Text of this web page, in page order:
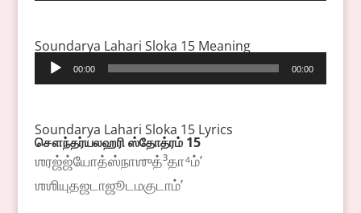
Player
Soundarya Lahari Sloka 15 Meaning
Audio
Player
00:00 00:00
Soundarya Lahari Sloka 15 Lyrics
சௌந்தர்யலஹரி ஸ்தோத்ரம் 15
ஶரஜ்ஜ்யோத்ஸ்நாஶுத்³தா⁴ம்ʼ
ஶஶியுதஜடாஜூடமகுடாம்ʼ